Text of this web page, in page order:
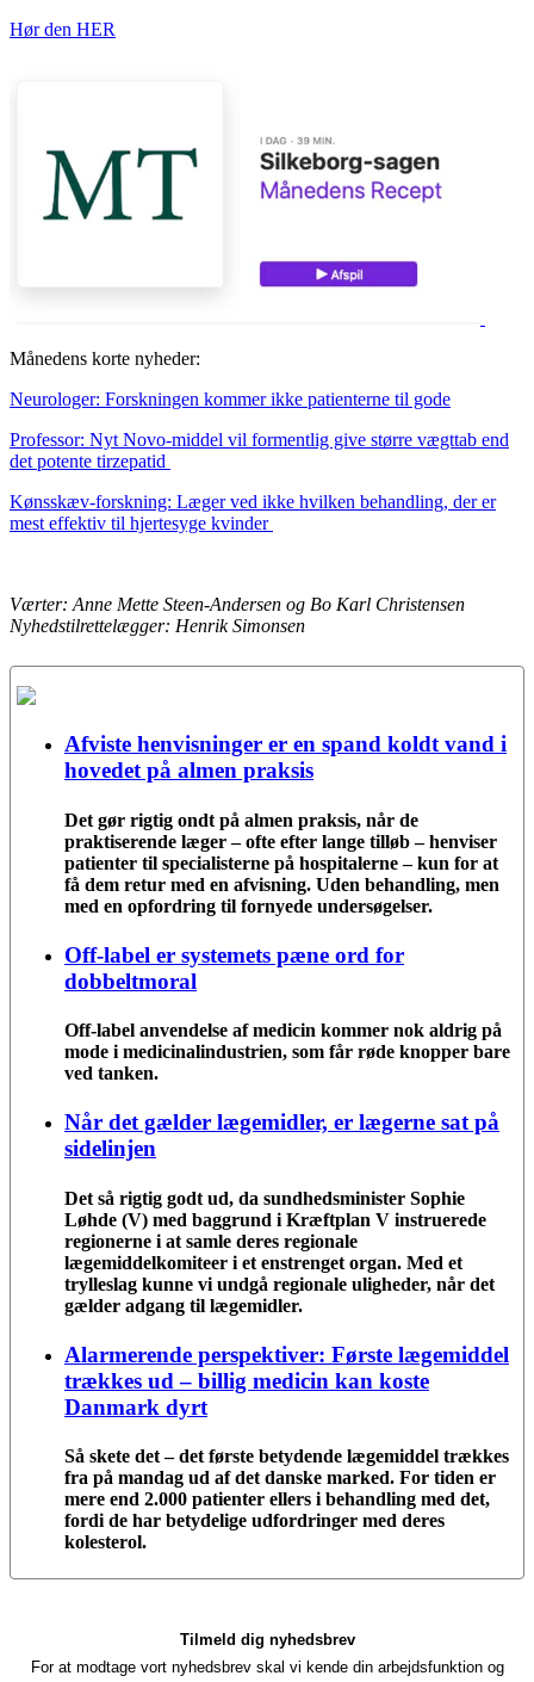
Hør den HER
Månedens korte nyheder:
Neurologer: Forskningen kommer ikke patienterne til gode
Professor: Nyt Novo-middel vil formentlig give større vægttab end
det potente tirzepatid
Kønsskæv-forskning: Læger ved ikke hvilken behandling, der er
mest effektiv til hjertesyge kvinder
Værter: Anne Mette Steen-Andersen og Bo Karl Christensen
Nyhedstilrettelægger: Henrik Simonsen
Afviste henvisninger er en spand koldt vand i
hovedet på almen praksis
Det gør rigtig ondt på almen praksis, når de
praktiserende læger – ofte efter lange tilløb – henviser
patienter til specialisterne på hospitalerne – kun for at
få dem retur med en afvisning. Uden behandling, men
med en opfordring til fornyede undersøgelser.
Off-label er systemets pæne ord for
dobbeltmoral
Off-label anvendelse af medicin kommer nok aldrig på
mode i medicinalindustrien, som får røde knopper bare
ved tanken.
Når det gælder lægemidler, er lægerne sat på
sidelinjen
Det så rigtig godt ud, da sundhedsminister Sophie
Løhde (V) med baggrund i Kræftplan V instruerede
regionerne i at samle deres regionale
lægemiddelkomiteer i et enstrenget organ. Med et
trylleslag kunne vi undgå regionale uligheder, når det
gælder adgang til lægemidler.
Alarmerende perspektiver: Første lægemiddel
trækkes ud – billig medicin kan koste
Danmark dyrt
Så skete det – det første betydende lægemiddel trækkes
fra på mandag ud af det danske marked. For tiden er
mere end 2.000 patienter ellers i behandling med det,
fordi de har betydelige udfordringer med deres
kolesterol.
Tilmeld dig nyhedsbrev
For at modtage vort nyhedsbrev skal vi kende din arbejdsfunktion og